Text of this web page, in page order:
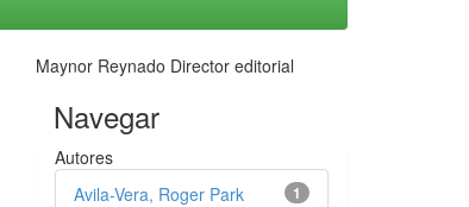
Maynor Reynado Director editorial
Navegar
Autores
1
Avila-Vera, Roger Park